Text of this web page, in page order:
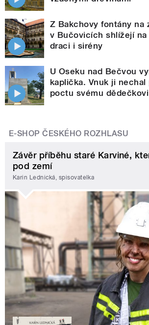
Z Bakchovy fontány na
v Bučovicích shlížejí na
draci i sirény
U Oseku nad Bečvou
kaplička. Vnuk ji
poctu svému dědečkovi
E-SHOP ČESKÉHO ROZHLASU
Závěr příběhu staré Karviné,
pod zemí
Karin Lednická, spisovatelka